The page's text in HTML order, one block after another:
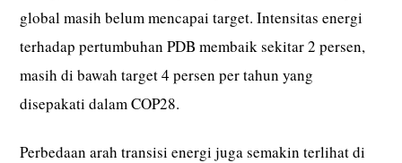
global masih belum mencapai target. Intensitas energi
terhadap pertumbuhan PDB membaik sekitar 2 persen,
masih di bawah target 4 persen per tahun yang
disepakati dalam COP28.
Perbedaan arah transisi energi juga semakin terlihat di